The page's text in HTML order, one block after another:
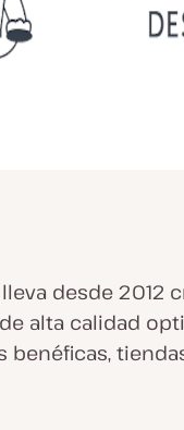
desde 2012
alta calidad
benéficas,